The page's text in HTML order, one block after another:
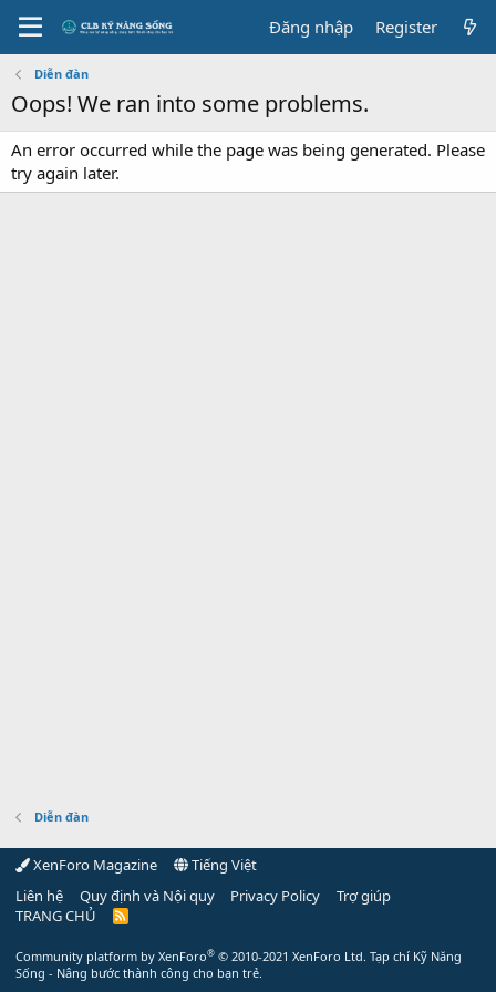
Đăng nhập Register
Diễn đàn
Oops! We ran into some problems.
An error occurred while the page was being generated. Please
try again later.
Diễn đàn
XenForo Magazine
Tiếng Việt
Liên hệ
Quy định và Nội quy Privacy Policy
Trợ giúp
TRANG CHỦ
R
Community platform by XenForo® © 2010-2021 XenForo Ltd. Tạp chí Kỹ Năng
Sống - Nâng bước thành công cho bạn trẻ.